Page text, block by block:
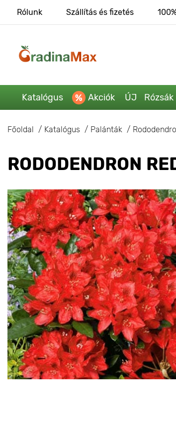
Rólunk Szállítás és fizetés
Katalógus Akciók ÚJ Rózsák
Főoldal Katalógus Palánták
RODODENDRON